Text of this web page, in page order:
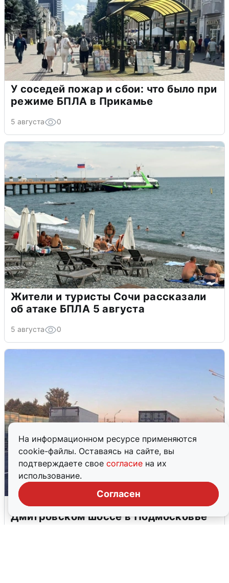
На информационном ресурсе применяются
cookie-файлы. Оставаясь на сайте, вы
подтверждаете свое согласие на их
использование.
Согласен
У соседей пожар и сбои: что было при
режиме БПЛА в Прикамье
5 августа 0
Жители и туристы Сочи рассказали
об атаке БПЛА 5 августа
5 августа 0
Пять машин столкнулись на
Дмитровском шоссе в Подмосковье